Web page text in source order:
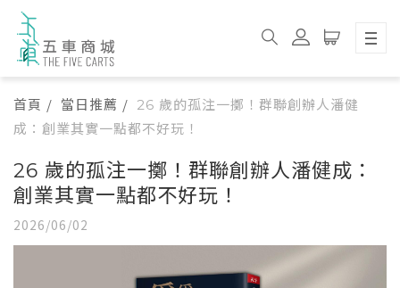
首頁 當日推薦
26 歲的孤注一擲！群聯創辦人潘健
成：創業其實一點都不好玩！
26 歲的孤注一擲！群聯創辦人潘健成：
創業其實一點都不好玩！
2026/06/02